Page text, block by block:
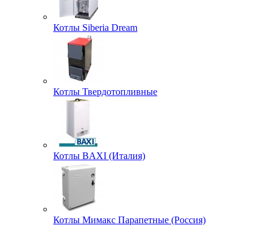
Котлы Siberia Dream
Котлы Твердотопливные
Котлы BAXI (Италия)
Котлы Мимакс Парапетные (Россия)